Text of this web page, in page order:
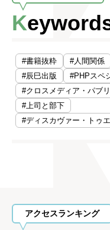
#書籍抜粋 #人間関係
#辰巳出版
#PHPスペ
#クロスメディア・パブ
#上司と部下
#ディスカヴァー・トゥ
アクセスランキング